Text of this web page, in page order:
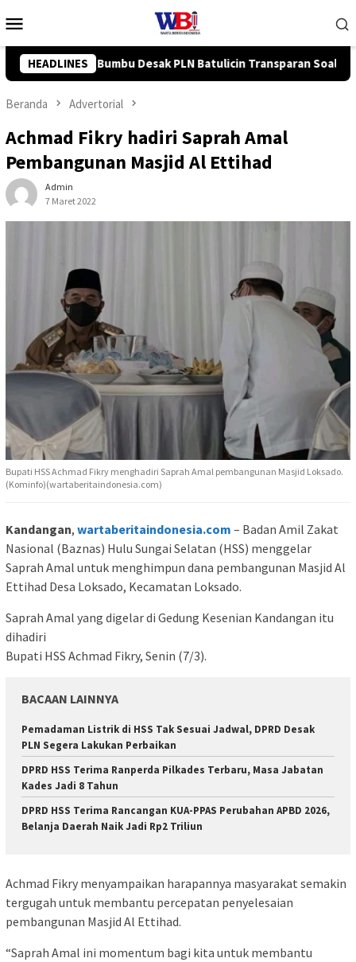
ke
Mobile
HEADLINES
Transparan Soal Pemadaman Listrik Bergilir Sinergi
Beranda Advertorial
Achmad Fikry hadiri Saprah Amal
Pembangunan Masjid Al Ettihad
Admin
7 Maret 2022
Bupati HSS Achmad Fikry menghadiri Saprah Amal pembangunan Masjid Loksado.
(Kominfo)(wartaberitaindonesia.com)
Kandangan, wartaberitaindonesia.com – Badan Amil Zakat
Nasional (Baznas) Hulu Sungai Selatan (HSS) menggelar
Saprah Amal untuk menghimpun dana pembangunan Masjid Al
Ettihad Desa Loksado, Kecamatan Loksado.
Saprah Amal yang digelar di Gedung Kesenian Kandangan itu
dihadiri
Bupati HSS Achmad Fikry, Senin (7/3).
BACAAN LAINNYA
Pemadaman Listrik di HSS Tak Sesuai Jadwal, DPRD Desak
PLN Segera Lakukan Perbaikan
DPRD HSS Terima Ranperda Pilkades Terbaru, Masa Jabatan
Kades Jadi 8 Tahun
DPRD HSS Terima Rancangan KUA-PPAS Perubahan APBD 2026,
Belanja Daerah Naik Jadi Rp2 Triliun
Achmad Fikry menyampaikan harapannya masyarakat semakin
tergugah untuk membantu percepatan penyelesaian
pembangunan Masjid Al Ettihad.
“Saprah Amal ini momentum bagi kita untuk membantu